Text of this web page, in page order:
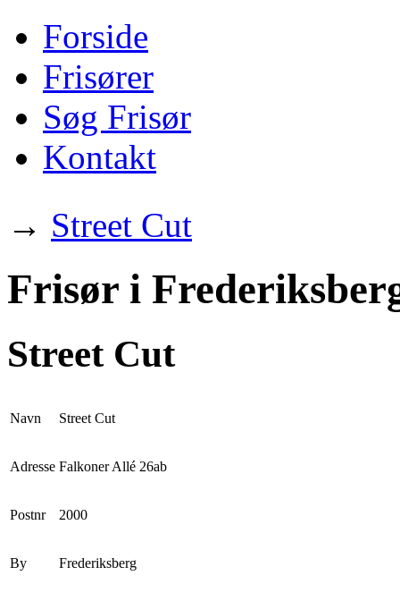
Forside
Frisører
Søg Frisør
Kontakt
→ Street Cut
Frisør i
Street Cut
Navn Street Cut
Adresse Falkoner Allé 26ab
Postnr 2000
By Frederiksberg